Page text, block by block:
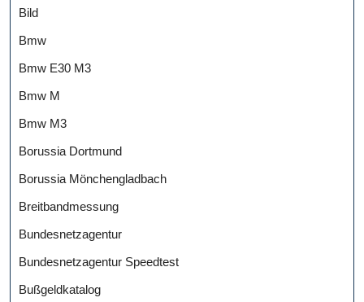
Bild
Bmw
Bmw E30 M3
Bmw M
Bmw M3
Borussia Dortmund
Borussia Mönchengladbach
Breitbandmessung
Bundesnetzagentur
Bundesnetzagentur Speedtest
Bußgeldkatalog